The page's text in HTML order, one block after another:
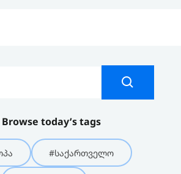
Browse today’s tags
#საქართველო